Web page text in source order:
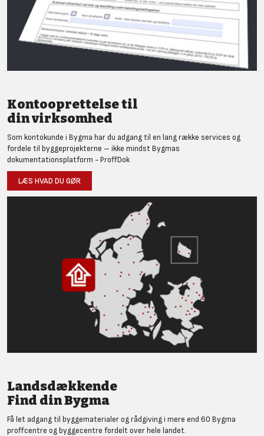
Kontooprettelse til
din virksomhed
Som kontokunde i Bygma har du adgang til en lang række services og
fordele til byggeprojekterne – ikke mindst Bygmas
dokumentationsplatform - ProffDok
LÆS HVAD DU GØR
Landsdækkende
Find din Bygma
Få let adgang til byggematerialer og rådgiving i mere end 60 Bygma
proffcentre og byggecentre fordelt over hele landet.